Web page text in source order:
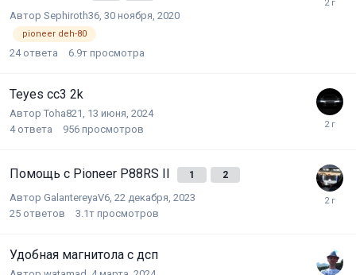
Автор Sephiroth36 30 ноября, 2020
pioneer deh-80
24 ответа 6.9т просмотра
Teyes cc3 2k
Автор Toha821 13 июня, 2024
4 ответа 956 просмотров
Помощь с Pioneer P88RS II 1 2
Автор GalantereyaV6 22 декабря, 2023
25 ответов 3.1т просмотров
Удобная магнитола с дсп